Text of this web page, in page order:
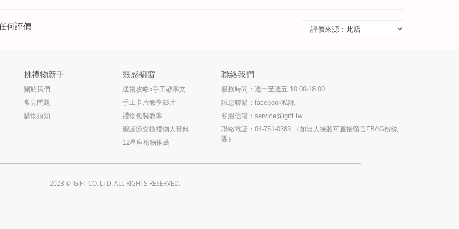
何評價
挑禮物新手
關於我們
常見問題
購物須知
靈感櫥窗
送禮攻略x手工教學文
手工卡片教學影片
禮物包裝教學
聖誕節交換禮物大寶典
12星座禮物推薦
聯絡我們
服務時間：週一至週五 10:00-18:00
訊息聯繫：facebook私訊
客服信箱：service@igift.tw
聯絡電話：04-751-0383 （如無人接聽可直接留言FB/IG粉絲
團）
2023 © IGIFT CO. LTD. ALL RIGHTS RESERVED.